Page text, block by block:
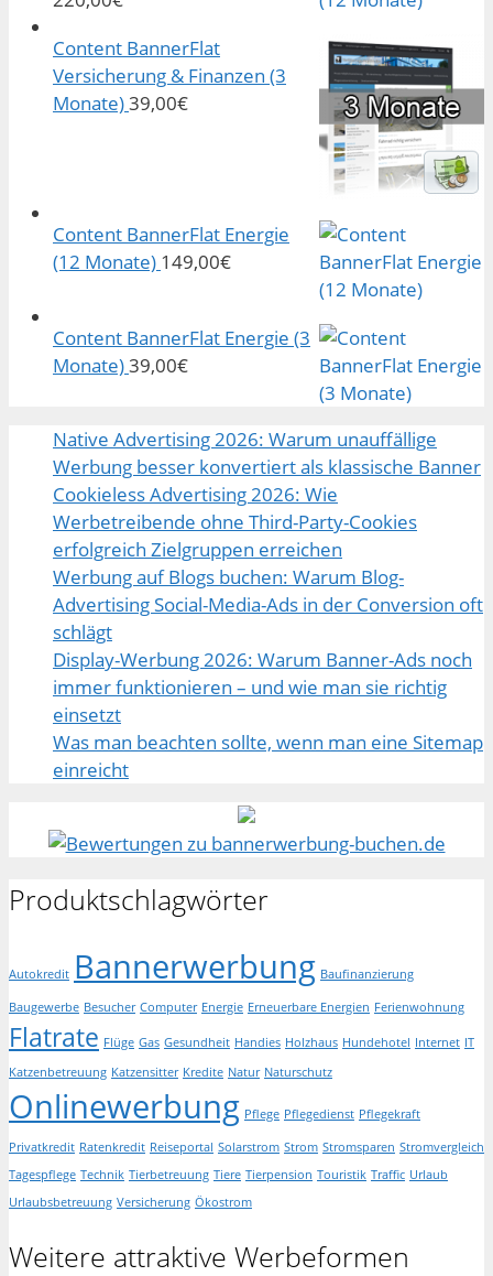
Content BannerFlat
Versicherung & Finanzen (3
Monate)39,00€
Content BannerFlat Energie
(12 Monate) 149,00€
Content BannerFlat Energie (3
Monate)39,00€
Native Advertising 2026: Warum unauffällige
Werbung besser konvertiert als klassische Banner
Cookieless Advertising 2026: Wie
Werbetreibende ohne Third-Party-Cookies
erfolgreich Zielgruppen erreichen
Werbung auf Blogs buchen: Warum Blog-
Advertising Social-Media-Ads in der Conversion oft
schlägt
Display-Werbung 2026: Warum Banner-Ads noch
immer funktionieren – und wie man sie richtig
einsetzt
Was man beachten sollte, wenn man eine Sitemap
einreicht
Produktschlagwörter
Autokredit Bannerwerbung Baufinanzierung
Baugewerbe Besucher Computer Energie Erneuerbare Energien Ferienwohnung
Flatrate Flüge Gas Gesundheit Handies Holzhaus Hundehotel Internet IT
Katzenbetreuung Katzensitter Kredite Natur Naturschutz
Onlinewerbung Pflege Pflegedienst Pflegekraft
Privatkredit Ratenkredit Reiseportal Solarstrom Strom Stromsparen Stromvergleich
Tagespflege Technik Tierbetreuung Tiere Tierpension Touristik Traffic Urlaub
Urlaubsbetreuung Versicherung Ökostrom
Weitere attraktive Werbeformen